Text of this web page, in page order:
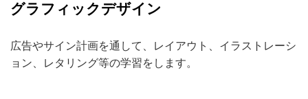
グラフィックデザイン
広告やサイン計画を通して、レイアウト、イラストレーシ
ョン、レタリング等の学習をします。